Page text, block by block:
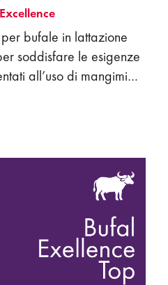
bufale in lattazione
soddisfare le esigenze
all’uso di mangimi